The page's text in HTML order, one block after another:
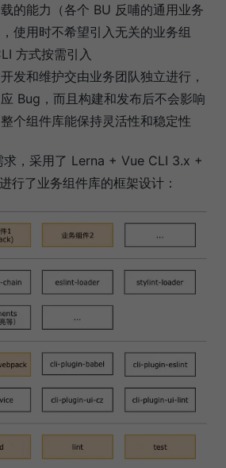
的能力（各个 BU 反哺的通用业务
使用时不希望引入无关的业务组
方式按需引入
发和维护交由业务团队独立进行，
Bug，而且构建和发布后不会影响
个组件库能保持灵活性和稳定性
求，采用了 Lerna + Vue CLI 3.x +
行了业务组件库的框架设计：